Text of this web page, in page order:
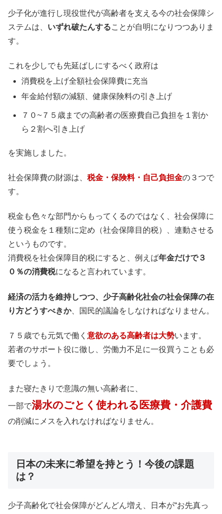
少子化が進行し現役世代が高齢者を支える今の社会保障シ
ステムは、 いずれ破たんすることが自明になりつつありま
す。
これを少しでも先延ばしにするべく政府は
消費税を上げ全額社会保障費に充当
年金給付額の減額、健康保険料の引き上げ
７０~７５歳までの高齢者の医療費自己負担を１割か
ら２割へ引き上げ
を実施しました。
社会保障費の財源は、 税金・保険料・自己負担金の３つで
す。
税金も色々な部門からもってくるのではなく、社会保障に
使う税金を１種類に定め（社会保障目的税）、連動させる
というものです。
消費税を社会保障目的税にすると、例えば年金だけで３
０％の消費税になると言われています。
経済の活力を維持しつつ、少子高齢化社会の社会保障の在
り方どうすべきか、国民的議論をしなければなりません。
７５歳でも元気で働く 意欲のある高齢者は大勢います。
若者のサポート役に徹し、労働力不足に一役買うことも必
要でしょう。
また寝たきりで意識の無い高齢者に、
一部で湯水のごとく使われる医療費・介護費
の削減にメスを入れなければなりません。
日本の未来に希望を持とう！今後の課題
は？
少子高齢化で社会保障がどんどん増え、日本が“お先真っ